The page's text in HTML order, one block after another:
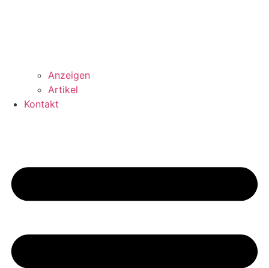
Anzeigen
Artikel
Kontakt